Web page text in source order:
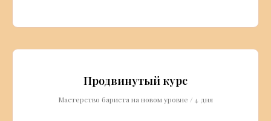
Продвинутый курс
Мастерство бариста на новом уровне / 4 дня